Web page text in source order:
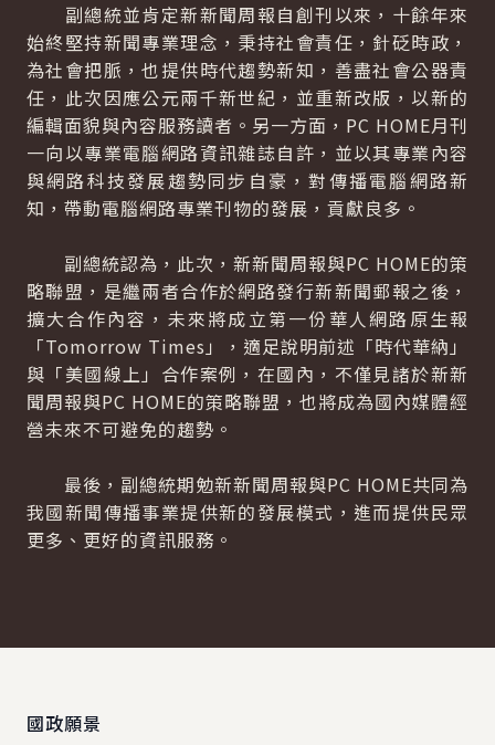
副總統並肯定新新聞周報自創刊以來，十餘年來
始終堅持新聞專業理念，秉持社會責任，針砭時政，
為社會把脈，也提供時代趨勢新知，善盡社會公器責
任，此次因應公元兩千新世紀，並重新改版，以新的
編輯面貌與內容服務讀者。另一方面，PC HOME月刊
一向以專業電腦網路資訊雜誌自許，並以其專業內容
與網路科技發展趨勢同步自豪，對傳播電腦網路新
知，帶動電腦網路專業刊物的發展，貢獻良多。
副總統認為，此次，新新聞周報與PC HOME的策
略聯盟，是繼兩者合作於網路發行新新聞郵報之後，
擴大合作內容，未來將成立第一份華人網路原生報
「Tomorrow Times」，適足說明前述「時代華納」
與「美國線上」合作案例，在國內，不僅見諸於新新
聞周報與PC HOME的策略聯盟，也將成為國內媒體經
營未來不可避免的趨勢。
最後，副總統期勉新新聞周報與PC HOME共同為
我國新聞傳播事業提供新的發展模式，進而提供民眾
更多、更好的資訊服務。
國政願景